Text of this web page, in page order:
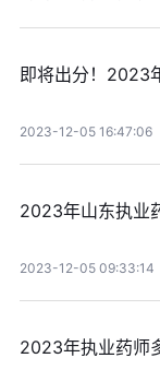
即将出分！2023
2023-12-05 16:47:06
2023年山东执业
2023-12-05 09:33:14
2023年执业药师